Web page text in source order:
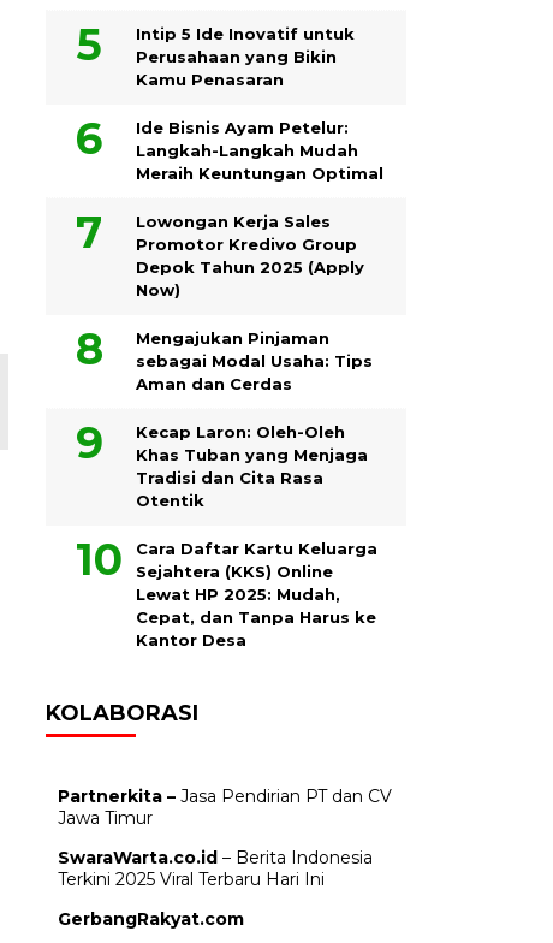
Intip 5 Ide Inovatif untuk
Perusahaan yang Bikin
Kamu Penasaran
Ide Bisnis Ayam Petelur:
Langkah-Langkah Mudah
Meraih Keuntungan Optimal
Lowongan Kerja Sales
Promotor Kredivo Group
Depok Tahun 2025 (Apply
Now)
Mengajukan Pinjaman
sebagai Modal Usaha: Tips
Aman dan Cerdas
Kecap Laron: Oleh-Oleh
Khas Tuban yang Menjaga
Tradisi dan Cita Rasa
Otentik
Cara Daftar Kartu Keluarga
Sejahtera (KKS) Online
Lewat HP 2025: Mudah,
Cepat, dan Tanpa Harus ke
Kantor Desa
KOLABORASI
Partnerkita – Jasa Pendirian PT dan CV
Jawa Timur
SwaraWarta.co.id – Berita Indonesia
Terkini 2025 Viral Terbaru Hari Ini
GerbangRakyat.com